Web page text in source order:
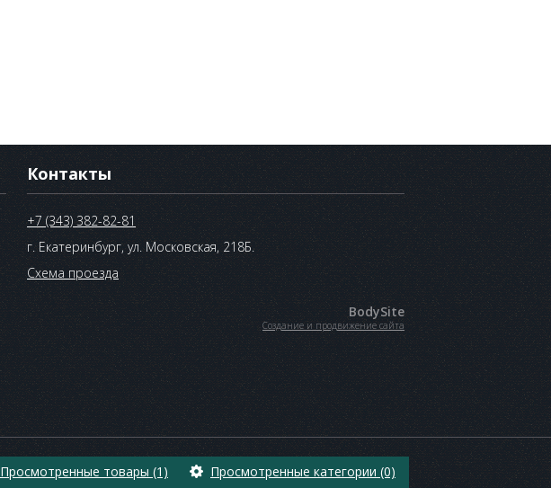
Контакты
+7 (343) 382-82-81
г. Екатеринбург, ул. Московская, 218Б.
Схема проезда
BodySite
Создание и продвижение сайта
Просмотренные товары (1) Просмотренные категории (0)